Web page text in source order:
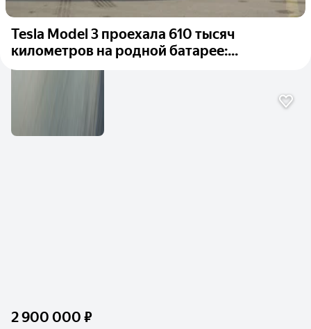
Tesla Model 3 проехала 610 тысяч
километров на родной батарее:...
2 900 000 ₽